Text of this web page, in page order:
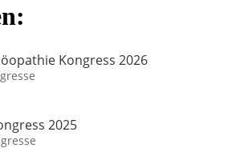
Kongress 2026
2025